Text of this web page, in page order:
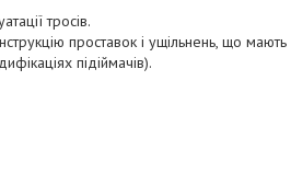
тросів.
проставок і ущільнень, що мають
підіймачів).